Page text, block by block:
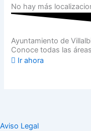
No hay más
Ayuntamiento de
Conoce todas las
Ir ahora
Aviso Legal